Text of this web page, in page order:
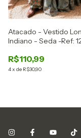
Atacado - Vestido
Indiano - Seda -Ref:
R$110,99
4x de R$30,90